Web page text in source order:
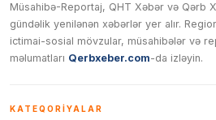
Müsahibə-Reportaj, QHT Xəbər və Qərb
gündəlik yenilənən xəbərlər yer alır.
ictimai-sosial mövzular, müsahibələr və
məlumatları Qerbxeber.com-da izləyin.
KATEQORIYALAR